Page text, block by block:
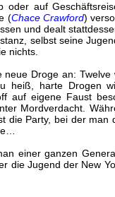
auf
(Chace Crawford)
und dealt
selbst seine
nichts.
neue Droge an:
heiß, harte Drogen
auf eigene Faust
Mordverdacht.
die Party, bei der man
einer ganzen
die Jugend der New